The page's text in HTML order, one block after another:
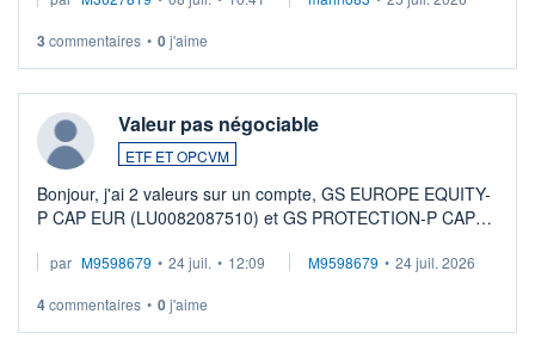
3 commentaires • 0j'aime
Valeur pas négociable
ETF ET OPCVM
Bonjour, j'ai 2 valeurs sur un compte, GS EUROPE EQUITY-
P CAP EUR (LU0082087510) et GS PROTECTION-P CAP
veux procéder à la vente, on me signale ...
par M9598679 • 24 juil. • 12:09 M9598679 • 24 juil. 2026
4commentaires • 0j'aime